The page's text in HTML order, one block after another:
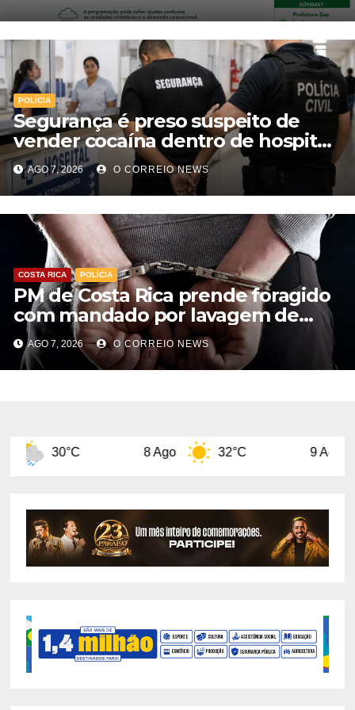
POLÍCIA
Segurança é preso suspeito de
vender cocaína dentro de hospital
e atuar para facção em Cassilândia
AGO 7, 2026 O CORREIO NEWS
COSTA RICA POLÍCIA
PM de Costa Rica prende foragido
com mandado por lavagem de
dinheiro e estelionato
AGO 7, 2026 O CORREIO NEWS
8 Ago 32°C 9 Ago 31°C